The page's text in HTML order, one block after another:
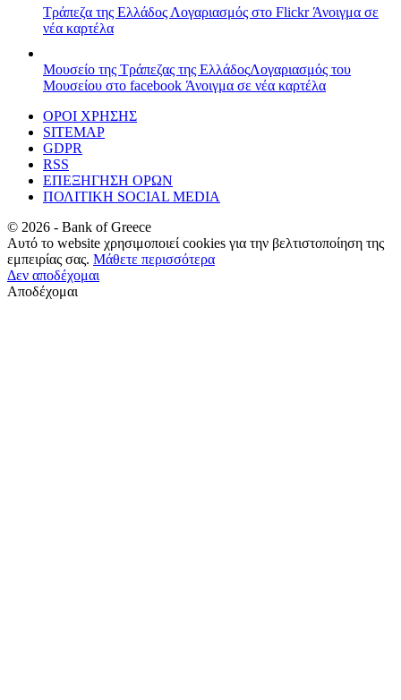
Τράπεζα της Ελλάδος Λογαριασμός στο FlickrΆνοιγμα σε
νέα καρτέλα
Μουσείο της Τράπεζας της ΕλλάδοςΛογαριασμός του
Μουσείου στο facebook Άνοιγμα σε νέα καρτέλα
ΟΡΟΙ ΧΡΗΣΗΣ
SITEMAP
GDPR
RSS
ΕΠΕΞΗΓΗΣΗ ΟΡΩΝ
ΠΟΛΙΤΙΚΗ SOCIAL MEDIA
© 2026 - Bank of Greece
Αυτό το website χρησιμοποιεί cookies για την βελτιστοποίηση της
εμπειρίας σας. Μάθετε περισσότερα
Δεν αποδέχομαι
Αποδέχομαι